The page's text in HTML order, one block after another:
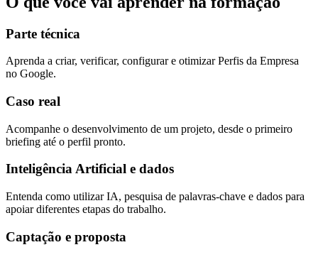
Parte técnica
Aprenda a criar, verificar, configurar e otimizar Perfis da Empresa
no Google.
Caso real
Acompanhe o desenvolvimento de um projeto, desde o primeiro
briefing até o perfil pronto.
Inteligência Artificial e dados
Entenda como utilizar IA, pesquisa de palavras-chave e dados para
apoiar diferentes etapas do trabalho.
Captação e proposta